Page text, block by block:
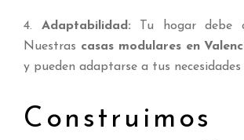
4. Adaptabilidad: Tu hogar debe
Nuestras casas modulares en
y pueden adaptarse a tus